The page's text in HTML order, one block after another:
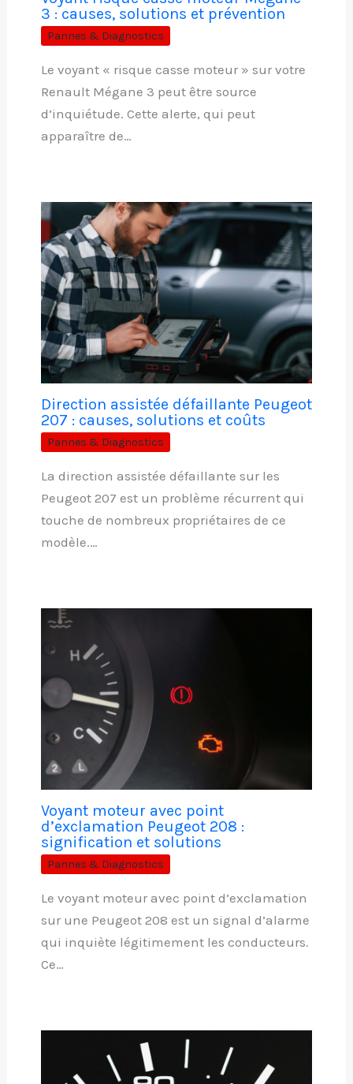
3 : causes, solutions et prévention
Pannes & Diagnostics
Le voyant « risque casse moteur » sur votre
Renault Mégane 3 peut être source
d’inquiétude. Cette alerte, qui peut
apparaître de…
Direction assistée défaillante Peugeot
207 : causes, solutions et coûts
Pannes & Diagnostics
La direction assistée défaillante sur les
Peugeot 207 est un problème récurrent qui
touche de nombreux propriétaires de ce
modèle.…
Voyant moteur avec point
d’exclamation Peugeot 208 :
signification et solutions
Pannes & Diagnostics
Le voyant moteur avec point d’exclamation
sur une Peugeot 208 est un signal d’alarme
qui inquiète légitimement les conducteurs.
Ce…